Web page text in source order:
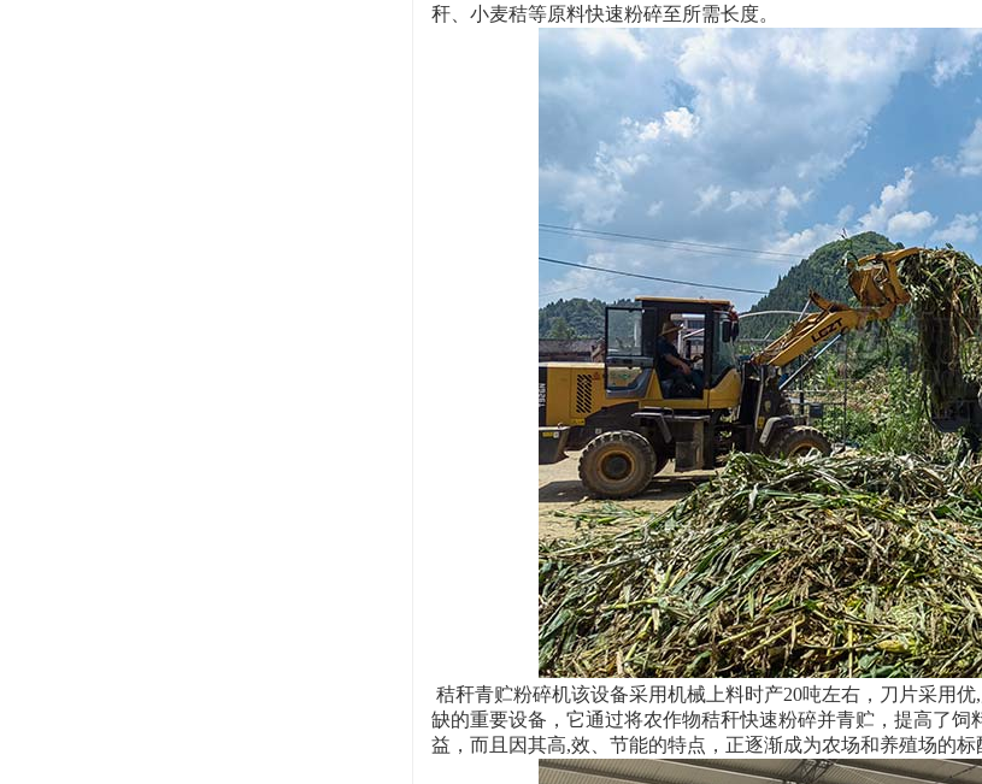
秆、小麦秸等原料快速粉碎至所需长度。
秸秆青贮粉碎机该设备采用机械上料时产20吨左右，刀片采用
缺的重要设备，它通过将农作物秸秆快速粉碎并青贮，提高了
益，而且因其高,效、节能的特点，正逐渐成为农场和养殖场的标